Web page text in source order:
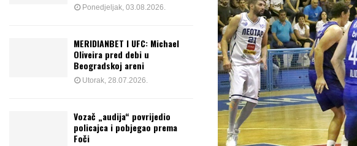
Ponedjeljak, 03.08.2026.
MERIDIANBET I UFC: Michael
Oliveira pred debi u
Beogradskoj areni
Utorak, 28.07.2026.
Vozač „audija“ povrijedio
policajca i pobjegao prema
Foči